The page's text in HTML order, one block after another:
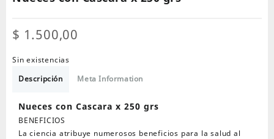
$ 1.500,00
Sin existencias
Descripción
Meta Information
Nueces con Cascara x 250 grs
BENEFICIOS
La ciencia atribuye numerosos beneficios para la salud al